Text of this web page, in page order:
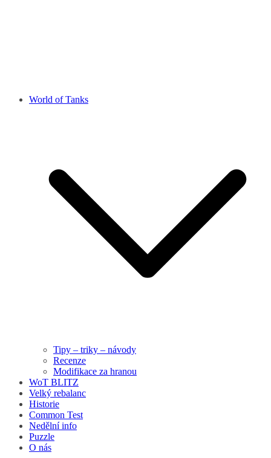
World of Tanks
Tipy – triky – návody
Recenze
Modifikace za hranou
WoT BLITZ
Velký rebalanc
Historie
Common Test
Nedělní info
Puzzle
O nás